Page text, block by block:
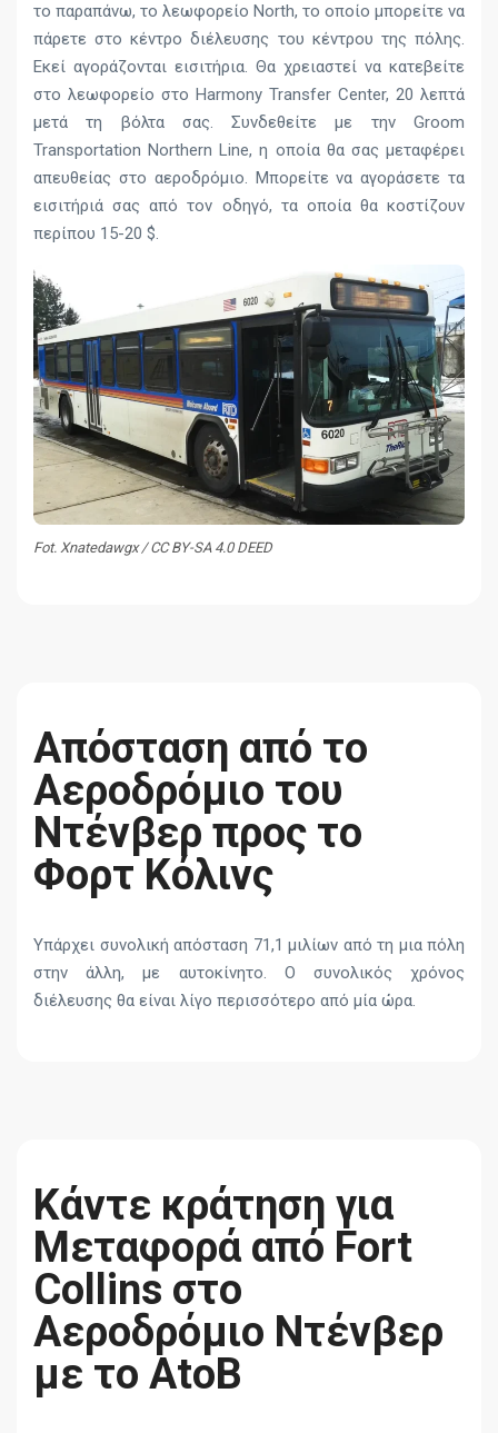
το παραπάνω, το λεωφορείο North, το οποίο μπορείτε να
πάρετε στο κέντρο διέλευσης του κέντρου της πόλης.
Εκεί αγοράζονται εισιτήρια. Θα χρειαστεί να κατεβείτε
στο λεωφορείο στο Harmony Transfer Center, 20 λεπτά
μετά τη βόλτα σας. Συνδεθείτε με την Groom
Transportation Northern Line, η οποία θα σας μεταφέρει
απευθείας στο αεροδρόμιο. Μπορείτε να αγοράσετε τα
εισιτήριά σας από τον οδηγό, τα οποία θα κοστίζουν
περίπου 15-20 $.
Fot. Xnatedawgx / CC BY-SA 4.0 DEED
Απόσταση από το
Αεροδρόμιο του
Ντένβερ προς το
Φορτ Κόλινς
Υπάρχει συνολική απόσταση 71,1 μιλίων από τη μια πόλη
στην άλλη, με αυτοκίνητο. Ο συνολικός χρόνος
διέλευσης θα είναι λίγο περισσότερο από μία ώρα.
Κάντε κράτηση για
Μεταφορά από Fort
Collins στο
Αεροδρόμιο Ντένβερ
με το AtoB